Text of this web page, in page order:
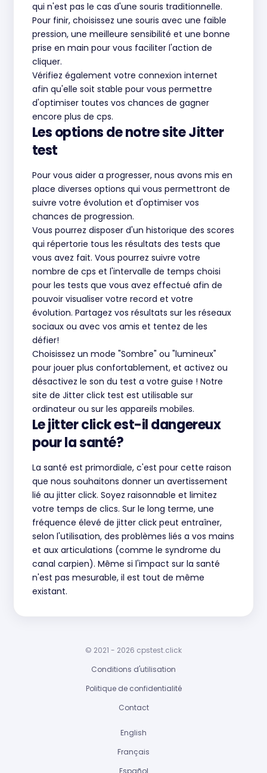
qui n'est pas le cas d'une souris traditionnelle.
Pour finir, choisissez une souris avec une faible
pression, une meilleure sensibilité et une bonne
prise en main pour vous faciliter l'action de
cliquer.
Vérifiez également votre connexion internet
afin qu'elle soit stable pour vous permettre
d'optimiser toutes vos chances de gagner
encore plus de cps.
Les options de notre site Jitter
test
Pour vous aider a progresser, nous avons mis en
place diverses options qui vous permettront de
suivre votre évolution et d'optimiser vos
chances de progression.
Vous pourrez disposer d'un historique des scores
qui répertorie tous les résultats des tests que
vous avez fait. Vous pourrez suivre votre
nombre de cps et l'intervalle de temps choisi
pour les tests que vous avez effectué afin de
pouvoir visualiser votre record et votre
évolution. Partagez vos résultats sur les réseaux
sociaux ou avec vos amis et tentez de les
défier!
Choisissez un mode "Sombre" ou "lumineux"
pour jouer plus confortablement, et activez ou
désactivez le son du test a votre guise ! Notre
site de Jitter click test est utilisable sur
ordinateur ou sur les appareils mobiles.
Le jitter click est-il dangereux
pour la santé?
La santé est primordiale, c'est pour cette raison
que nous souhaitons donner un avertissement
lié au jitter click. Soyez raisonnable et limitez
votre temps de clics. Sur le long terme, une
fréquence élevé de jitter click peut entraîner,
selon l'utilisation, des problèmes liés a vos mains
et aux articulations (comme le syndrome du
canal carpien). Même si l'impact sur la santé
n'est pas mesurable, il est tout de même
existant.
© 2021 - 2026 cpstest.click
Conditions d'utilisation
Politique de confidentialité
Contact
English
Français
Español